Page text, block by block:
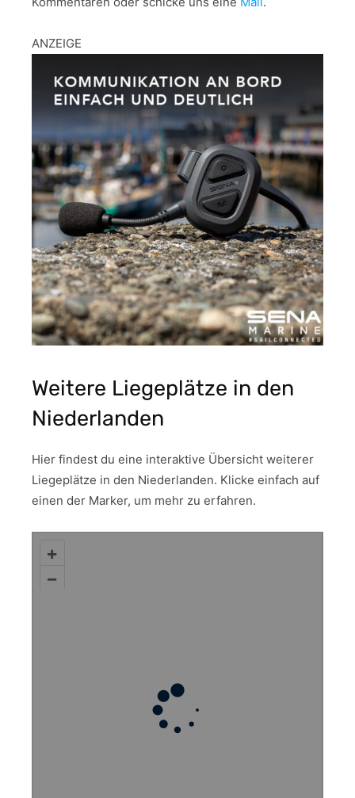
ANZEIGE
Weitere Liegeplätze in den
Niederlanden
Hier findest du eine interaktive Übersicht weiterer
Liegeplätze in den Niederlanden. Klicke einfach auf
einen der Marker, um mehr zu erfahren.
+
–